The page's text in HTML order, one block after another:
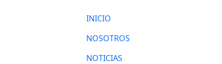
INICIO
NOSOTROS
NOTICIAS